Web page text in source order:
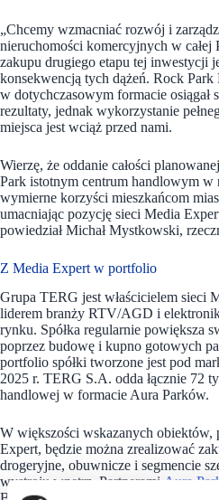
„Chcemy wzmacniać rozwój i
nieruchomości komercyjnych w całej
zakupu drugiego etapu tej inwestycji
konsekwencją tych dążeń. Rock Park
w dotychczasowym formacie osiągał
rezultaty, jednak wykorzystanie
miejsca jest wciąż przed nami.
Wierzę, że oddanie całości
Park istotnym centrum handlowym w
wymierne korzyści mieszkańcom
umacniając pozycję sieci Media
powiedział Michał Mystkowski,
Z Media Expert w portfolio
Grupa TERG jest właścicielem sieci
liderem branży RTV/AGD i
rynku. Spółka regularnie powiększa
poprzez budowę i kupno gotowych
portfolio spółki tworzone jest pod
2025 r. TERG S.A. odda łącznie 72
handlowej w formacie Aura Parków.
W większości wskazanych obiektów,
Expert, będzie można zrealizować
drogeryjne, obuwnicze i segmencie
wystroju wnętrz. Partnerami Aura